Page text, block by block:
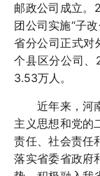
邮政公司成立。
团公司实施“子
省分公司正式对
个县区分公司
3.53万人。
近年来，河南
主义思想和党的
责任、社会责任
落实省委省政府